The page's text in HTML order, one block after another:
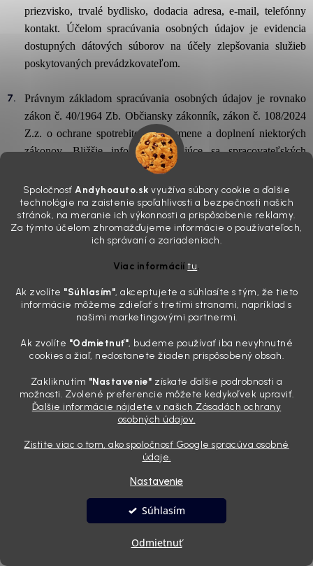
Spoločnosť Andyhoauto.sk využíva súbory cookie a ďalšie
technológie na zaistenie spoľahlivosti a bezpečnosti našich
stránok, na meranie ich výkonnosti a prispôsobenie reklamy.
Za týmto účelom zhromažďujeme informácie o používateľoch,
ich správaní a zariadeniach.
Viac informáciítu.
Ak zvolíte "Súhlasím", akceptujete a súhlasíte s tým, že tieto
informácie môžeme zdieľať s tretími stranami, napríklad s
našimi marketingovými partnermi.
Ak zvolíte "Odmietnuť", budeme používať iba nevyhnutné
cookies a žiaľ, nedostanete žiaden prispôsobený obsah.
Zakliknutím "Nastavenie" získate ďalšie podrobnosti a
možnosti. Zvolené preferencie môžete kedykoľvek upraviť.
Ďalšie informácie nájdete v našich Zásadách ochrany
osobných údajov.
Zistite viac o tom, ako spoločnosť Google spracúva osobné
údaje.
Nastavenie
Odmietnuť
Súhlasím
priezvisko, trvalé bydlisko, dodacia adresa, e-mail, telefónny
kontakt. Účelom spracúvania osobných údajov je evidencia
dostupných dátových súborov na účely zlepšovania služieb
poskytovaných prevádzkovateľom.
Právnym základom spracúvania osobných údajov je rovnako
zákon č. 40/1964 Zb. Občiansky zákonník, zákon č. 108/2024
Z.z. o ochrane spotrebiteľa a o zmene a doplnení niektorých
zákonov. Bližšie informácie týkajúce sa spracovateľských
činností prevádzkovateľa sú upravené v dokumente
„Informácie o spracúvaní osobných údajov“, ktorý je
zverejnený na internetovej stránke prevádzkovateľa.
Obchodník vykonáva overovanie spotrebiteľských recenzií na
svojom webovom sídle prostredníctvom online komunikačných
nástrojov, predovšetkým e-mailom. Na webovom sídle
obchodníka je možné nájsť recenzie od kupujúcich, ktoré sú
oprávnení zadávať výhradne spotrebitelia, ktorí si daný produkt
Pridanie spotrebiteľskej recenzie výhradne kupujúcim, ktorý si
daný produkt zakúpil, je zo strany obchodníka zabezpečené
prostredníctvom používateľského účtu, ktorého nastavenie
neumožňuje pridať recenziu komukoľvek, bez toho aby bol
prihlásený do svojho používateľského účtu a daný produkt si
predtým nezakúpil.
oprávnenia a možnosti kontroly ich pravdivosti, obchodník